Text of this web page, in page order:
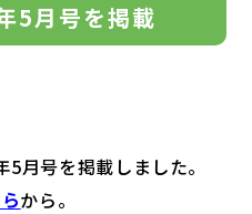
5月号を掲載
月号を掲載しました。
から。